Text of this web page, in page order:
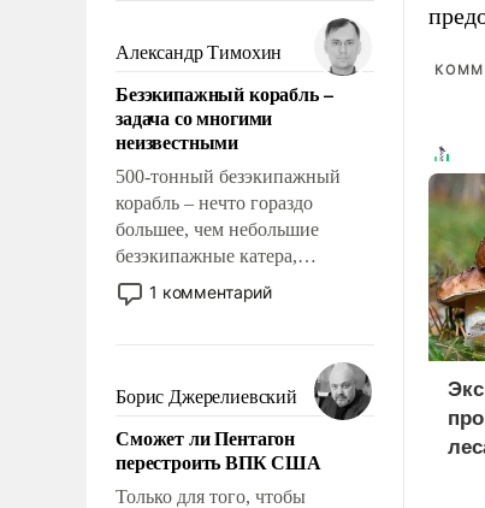
мужественным и твердым под
ударами судьбы, брать на себя
ответственность, помогать
слабым, идти вперед и
адаптироваться.
Александр Тимохин
Безэкипажный корабль –
задача со многими
неизвестными
500-тонный безэкипажный
корабль – нечто гораздо
большее, чем небольшие
безэкипажные катера,
применение которых уже
стало обыденностью. Задача по
сложна и амбициозна. Однако
и ее реализация радикально
поднимет наши боевые
возможности.
1 комментарий
Борис Джерелиевский
Сможет ли Пентагон
перестроить ВПК США
Только для того, чтобы